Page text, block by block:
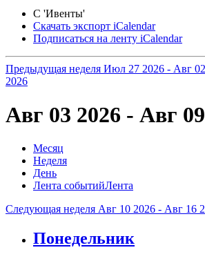
С 'Ивенты'
Скачать экспорт iCalendar
Подписаться на ленту iCalendar
Предыдущая неделя Июл 27 2026 - Авг
2026
Авг 03 2026 - Авг
Месяц
Неделя
День
Лента событийЛента
Следующая неделя Авг 10 2026 - Авг 16
Понедельник